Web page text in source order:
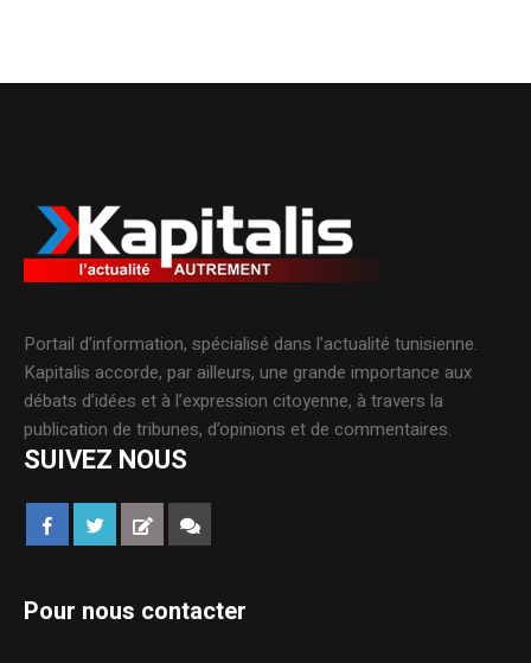
Portail d’information, spécialisé dans l’actualité tunisienne.
Kapitalis accorde, par ailleurs, une grande importance aux
débats d’idées et à l’expression citoyenne, à travers la
publication de tribunes, d’opinions et de commentaires.
SUIVEZ NOUS
Pour nous contacter